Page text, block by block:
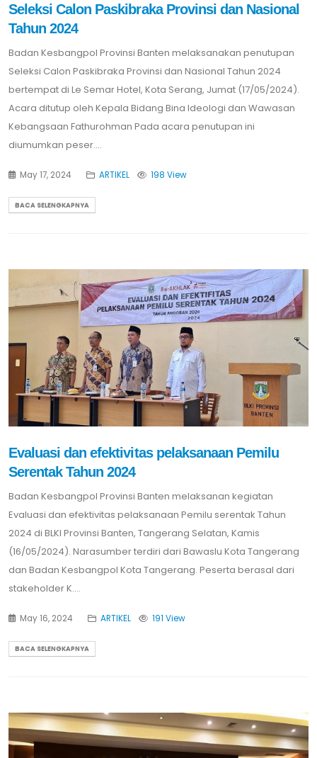
Seleksi Calon Paskibraka Provinsi dan Nasional
Tahun 2024
Badan Kesbangpol Provinsi Banten melaksanakan penutupan
Seleksi Calon Paskibraka Provinsi dan Nasional Tahun 2024
bertempat di Le Semar Hotel, Kota Serang, Jumat (17/05/2024).
Acara ditutup oleh Kepala Bidang Bina Ideologi dan Wawasan
Kebangsaan Fathurohman Pada acara penutupan ini
diumumkan peser....
May 17, 2024 ARTIKEL 198 View
BACA SELENGKAPNYA
Evaluasi dan efektivitas pelaksanaan Pemilu
Serentak Tahun 2024
Badan Kesbangpol Provinsi Banten melaksanan kegiatan
Evaluasi dan efektivitas pelaksanaan Pemilu serentak Tahun
2024 di BLKI Provinsi Banten, Tangerang Selatan, Kamis
(16/05/2024). Narasumber terdiri dari Bawaslu Kota Tangerang
dan Badan Kesbangpol Kota Tangerang. Peserta berasal dari
stakeholder K....
May 16, 2024 ARTIKEL 191 View
BACA SELENGKAPNYA